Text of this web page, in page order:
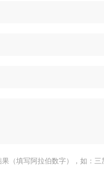
（填写阿拉伯数字），如：三